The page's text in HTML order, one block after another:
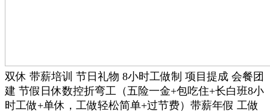
双休 带薪培训 节日礼物 8小时工做制 项目提成 会餐团
建 节假日休数控折弯工（五险一金+包吃住+长白班8小
时工做+单休，工做轻松简单+过节费）带薪年假 工做